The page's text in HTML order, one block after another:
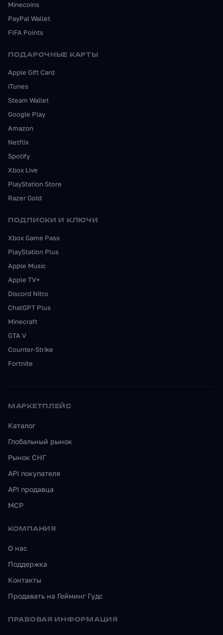
Minecoins
PayPal Wallet
FIFA Points
ПОДАРОЧНЫЕ КАРТЫ
Apple Gift Card
iTunes
Steam Wallet
Google Play
Amazon
Netflix
Spotify
Xbox Live
PlayStation Store
Razer Gold
ПОДПИСКИ И КЛЮЧИ
Xbox Game Pass
PlayStation Plus
Apple Music
Apple TV+
Discord Nitro
ChatGPT Plus
Minecraft
GTA V
Counter-Strike
Fortnite
МАРКЕТПЛЕЙС
Каталог
Глобальный рынок
Рынок СНГ
API покупателя
API продавца
MCP
КОМПАНИЯ
О нас
Поддержка
Контакты
Продавать на Гейминг Гудс
ПРАВОВАЯ ИНФОРМАЦИЯ